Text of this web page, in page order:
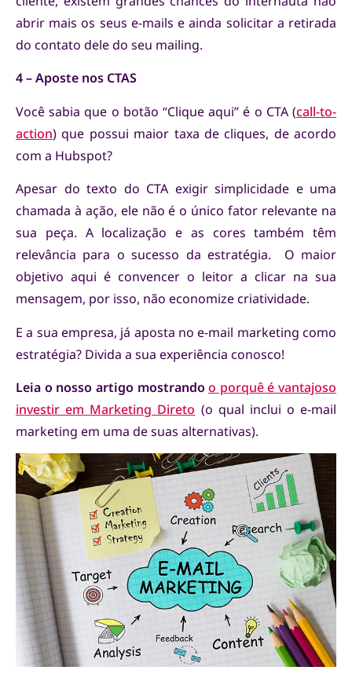
abrir mais os seus e-mails e ainda solicitar a retirada
do contato dele do seu mailing.
4 – Aposte nos CTAS
Você sabia que o botão “Clique aqui” é o CTA (call-to-
action) que possui maior taxa de cliques, de acordo
com a Hubspot?
Apesar do texto do CTA exigir simplicidade e uma
chamada à ação, ele não é o único fator relevante na
sua peça. A localização e as cores também têm
relevância para o sucesso da estratégia. O maior
objetivo aqui é convencer o leitor a clicar na sua
mensagem, por isso, não economize criatividade.
E a sua empresa, já aposta no e-mail marketing como
estratégia? Divida a sua experiência conosco!
Leia o nosso artigo mostrandoo porquê é vantajoso
investir em Marketing Direto (o qual inclui o e-mail
marketing em uma de suas alternativas).